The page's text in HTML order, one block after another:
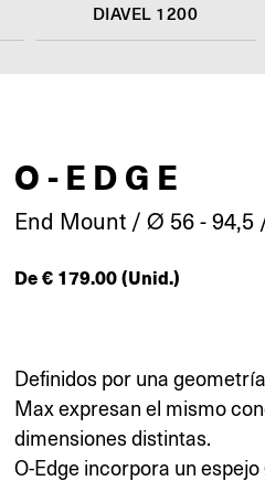
DIAVEL 1200
O-EDGE
End Mount / Ø 56 - 94,5
De€ 179.00(Unid.)
Definidos por una
Max expresan el mismo
dimensiones distintas.
O-Edge incorpora un